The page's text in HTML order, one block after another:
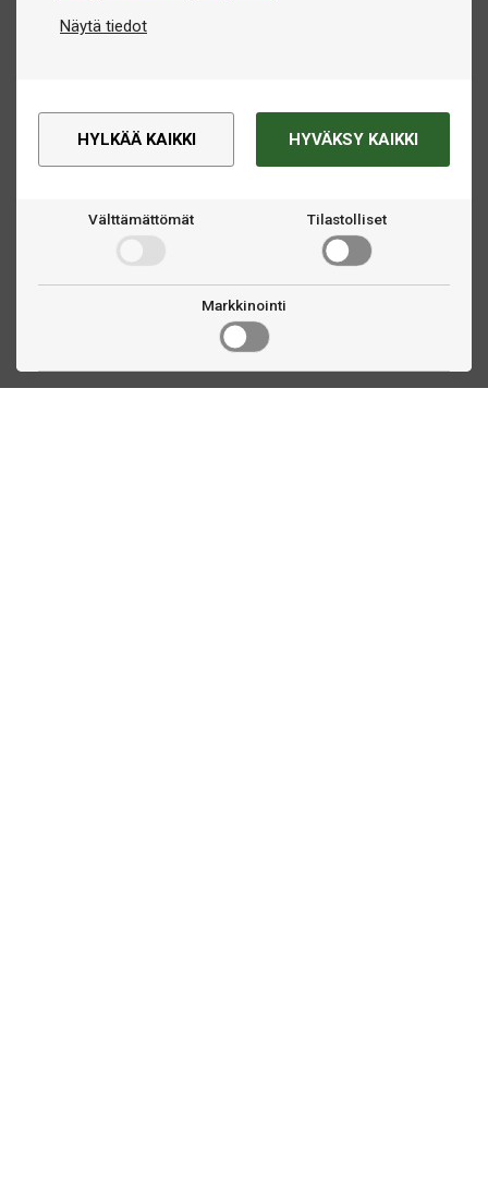
Näytä tiedot
HYLKÄÄ KAIKKI HYVÄKSY KAIKKI
Välttämättömät Tilastolliset
Markkinointi